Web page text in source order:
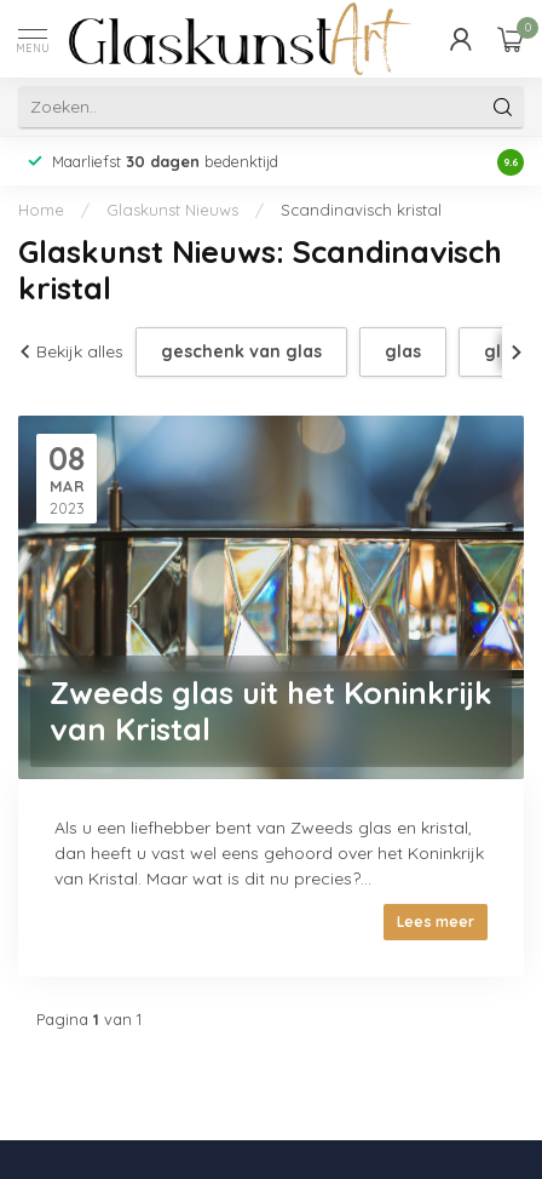
MENU
0
Maarliefst 30 dagen bedenktijd 9.6
Home / Glaskunst Nieuws / Scandinavisch kristal
Glaskunst Nieuws: Scandinavisch
kristal
Bekijk alles geschenk van glas glas glas
08
MAR
2023
Zweeds glas uit het Koninkrijk
van Kristal
Als u een liefhebber bent van Zweeds glas en kristal,
dan heeft u vast wel eens gehoord over het Koninkrijk
van Kristal. Maar wat is dit nu precies?...
Lees meer
Pagina 1 van 1